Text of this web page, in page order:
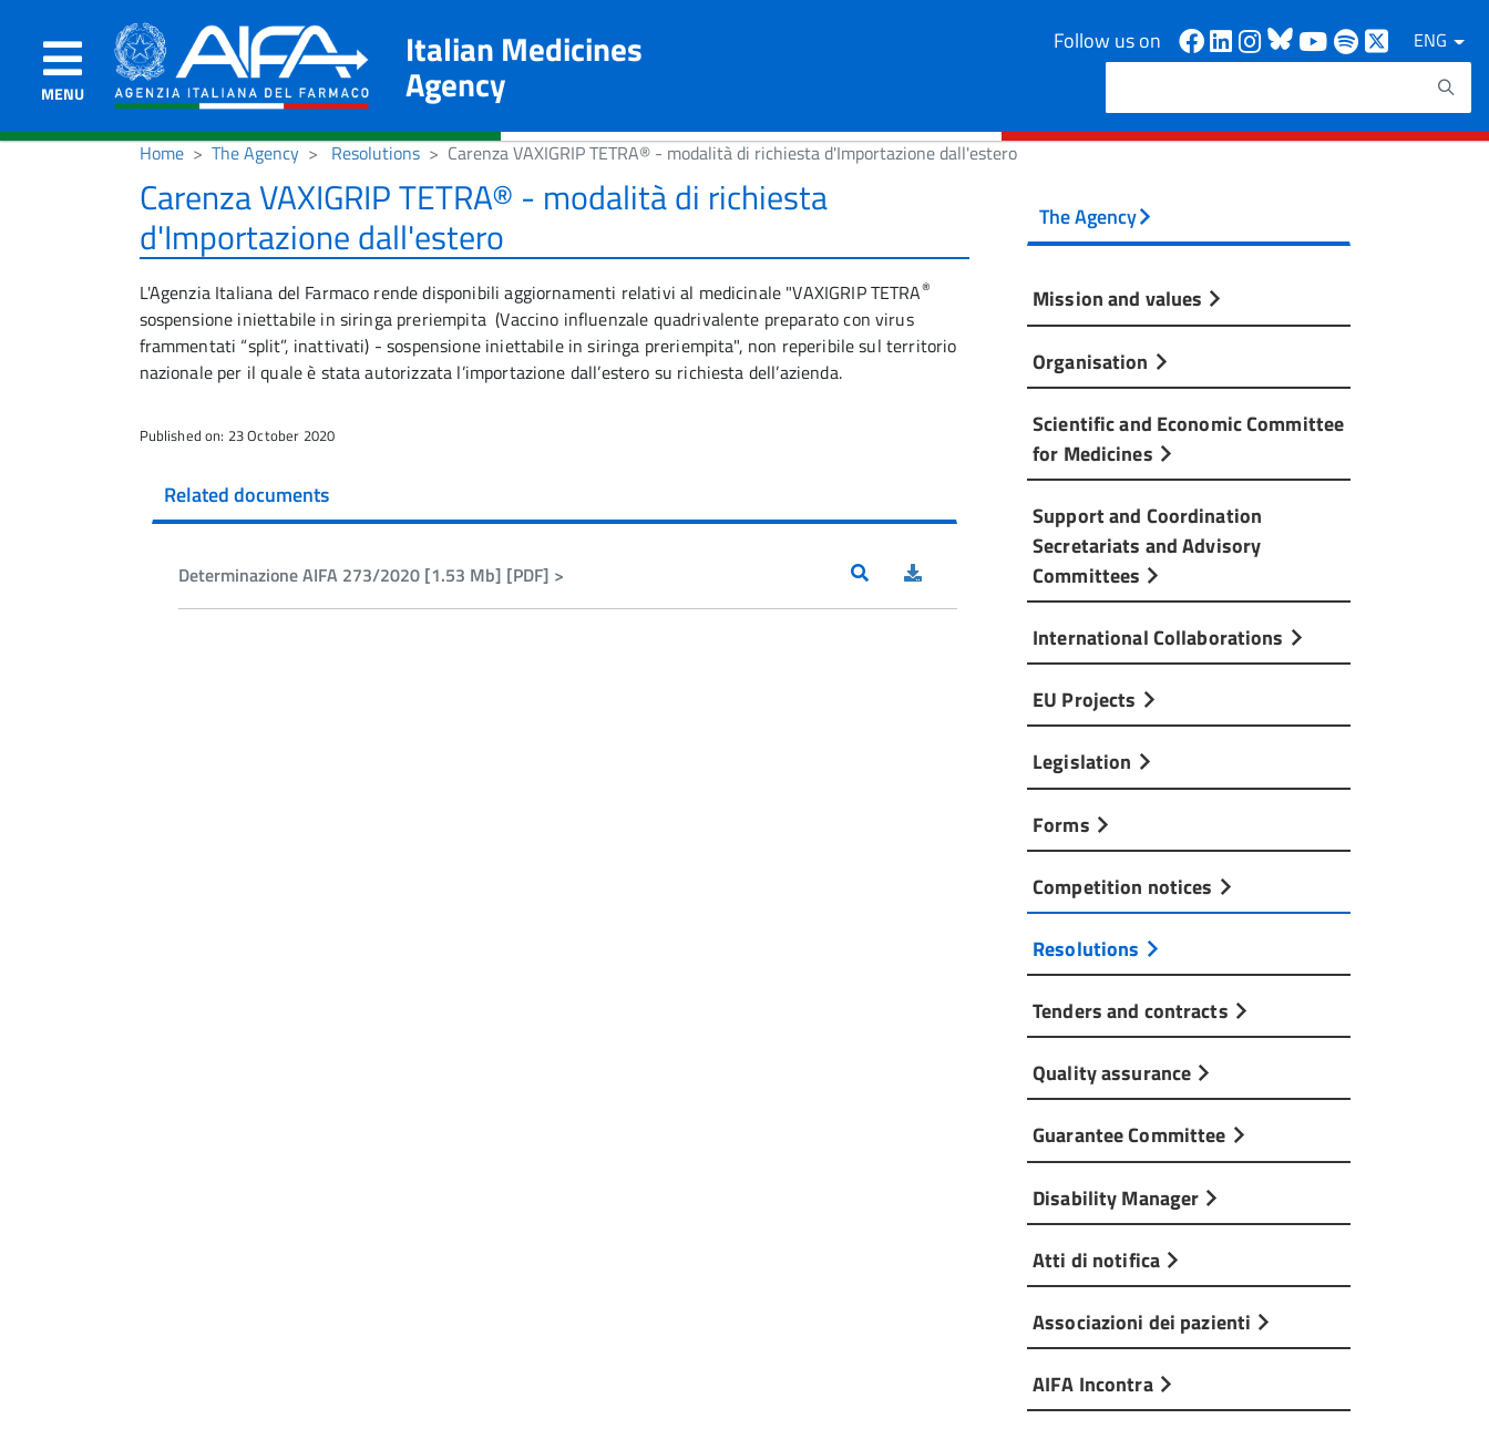
MENU
Italian Medicines
Agency
Follow us on Facebook
Linkedin
Instagram
Bluesky
Youtube
Spotify
ENGSearch
Home The Agency Resolutions Carenza VAXIGRIP TETRA® - modalità di richiesta d'Importazione dall'estero
Carenza VAXIGRIP TETRA® - modalità di richiesta
d'Importazione dall'estero
L'Agenzia Italiana del Farmaco rende disponibili aggiornamenti relativi al medicinale "VAXIGRIP TETRA®
sospensione iniettabile in siringa preriempita (Vaccino influenzale quadrivalente preparato con virus
frammentati “split”, inattivati) - sospensione iniettabile in siringa preriempita", non reperibile sul territorio
nazionale per il quale è stata autorizzata l’importazione dall’estero su richiesta dell’azienda.
Published on: 23 October 2020
Related documents
Determinazione AIFA 273/2020 [1.53 Mb] [PDF] >
The Agency
Mission and values
Organisation
Scientific and Economic Committee
for Medicines
Support and Coordination
Secretariats and Advisory
Committees
International Collaborations
EU Projects
Legislation
Forms
Competition notices
Resolutions
Tenders and contracts
Quality assurance
Guarantee Committee
Disability Manager
Atti di notifica
Associazioni dei pazienti
AIFA Incontra